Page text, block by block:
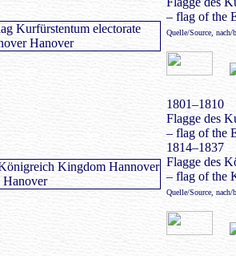
– flag of the
Quelle/Source,
1801–1810
Flagge des
– flag of the
1814–1837
Flagge des
– flag of the
Quelle/Source,